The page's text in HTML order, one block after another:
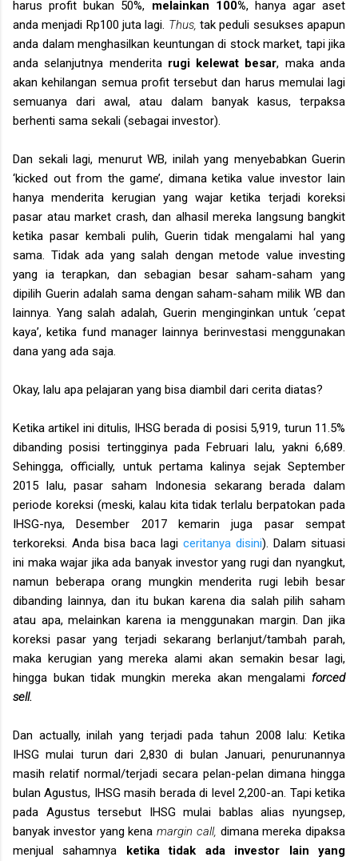
harus profit bukan 50%, melainkan 100%, hanya agar aset
anda menjadi Rp100 juta lagi. Thus, tak peduli sesukses apapun
anda dalam menghasilkan keuntungan di stock market, tapi jika
anda selanjutnya menderita rugi kelewat besar, maka anda
akan kehilangan semua profit tersebut dan harus memulai lagi
semuanya dari awal, atau dalam banyak kasus, terpaksa
berhenti sama sekali (sebagai investor).
Dan sekali lagi, menurut WB, inilah yang menyebabkan Guerin
‘kicked out from the game’, dimana ketika value investor lain
hanya menderita kerugian yang wajar ketika terjadi koreksi
pasar atau market crash, dan alhasil mereka langsung bangkit
ketika pasar kembali pulih, Guerin tidak mengalami hal yang
sama. Tidak ada yang salah dengan metode value investing
yang ia terapkan, dan sebagian besar saham-saham yang
dipilih Guerin adalah sama dengan saham-saham milik WB dan
lainnya. Yang salah adalah, Guerin menginginkan untuk ‘cepat
kaya’, ketika fund manager lainnya berinvestasi menggunakan
dana yang ada saja.
Okay, lalu apa pelajaran yang bisa diambil dari cerita diatas?
Ketika artikel ini ditulis, IHSG berada di posisi 5,919, turun 11.5%
dibanding posisi tertingginya pada Februari lalu, yakni 6,689.
Sehingga, officially, untuk pertama kalinya sejak September
2015 lalu, pasar saham Indonesia sekarang berada dalam
periode koreksi (meski, kalau kita tidak terlalu berpatokan pada
IHSG-nya, Desember 2017 kemarin juga pasar sempat
terkoreksi. Anda bisa baca lagi ceritanya disini). Dalam situasi
ini maka wajar jika ada banyak investor yang rugi dan nyangkut,
namun beberapa orang mungkin menderita rugi lebih besar
dibanding lainnya, dan itu bukan karena dia salah pilih saham
atau apa, melainkan karena ia menggunakan margin. Dan jika
koreksi pasar yang terjadi sekarang berlanjut/tambah parah,
maka kerugian yang mereka alami akan semakin besar lagi,
hingga bukan tidak mungkin mereka akan mengalami forced
sell.
Dan actually, inilah yang terjadi pada tahun 2008 lalu: Ketika
IHSG mulai turun dari 2,830 di bulan Januari, penurunannya
masih relatif normal/terjadi secara pelan-pelan dimana hingga
bulan Agustus, IHSG masih berada di level 2,200-an. Tapi ketika
pada Agustus tersebut IHSG mulai bablas alias nyungsep,
banyak investor yang kena margin call, dimana mereka dipaksa
menjual sahamnya ketika tidak ada investor lain yang